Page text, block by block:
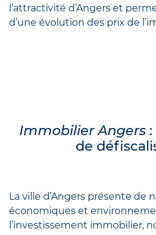
l’attractivité d’Angers et
d’une évolution des prix de
Immobilier Angers
de
La ville d’Angers présente de
économiques et
l’investissement immobilier,